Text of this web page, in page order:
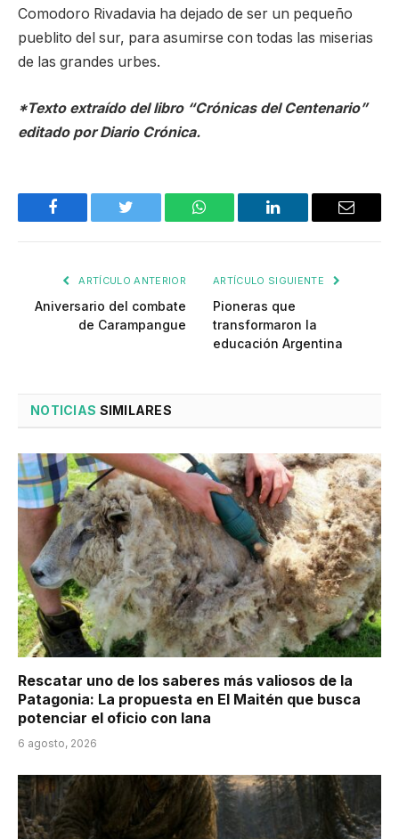
Comodoro Rivadavia ha dejado de ser un pequeño
pueblito del sur, para asumirse con todas las miserias
de las grandes urbes.
*Texto extraído del libro “Crónicas del Centenario”
editado por Diario Crónica.
Facebook Twitter WhatsApp LinkedIn Email
ARTÍCULO ANTERIOR
Aniversario del combate
de Carampangue
ARTÍCULO SIGUIENTE
Pioneras que
transformaron la
educación Argentina
NOTICIAS SIMILARES
Rescatar uno de los saberes más valiosos de la
Patagonia: La propuesta en El Maitén que busca
potenciar el oficio con lana
6 agosto, 2026